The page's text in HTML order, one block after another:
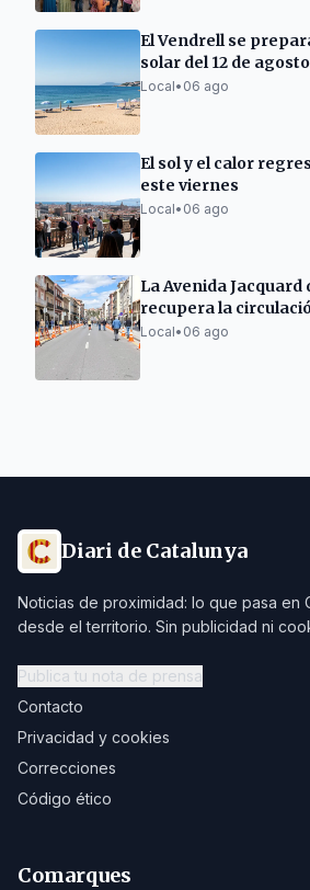
El Vendrell se
solar del 12 de agosto
Local• 06 ago
El sol y el calor
este viernes
Local• 06 ago
La Avenida Jacquard
recupera la
de semana
Local• 06 ago
Diari de Catalunya
Noticias de proximidad: lo que pasa en
desde el territorio. Sin publicidad ni
Publica tu nota de prensa
Contacto
Privacidad y cookies
Correcciones
Código ético
Comarques